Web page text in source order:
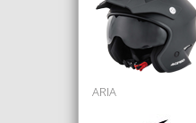
ARIA